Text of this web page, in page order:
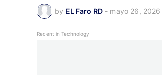
by EL Faro RD - mayo 26, 2026
Recent in Technology